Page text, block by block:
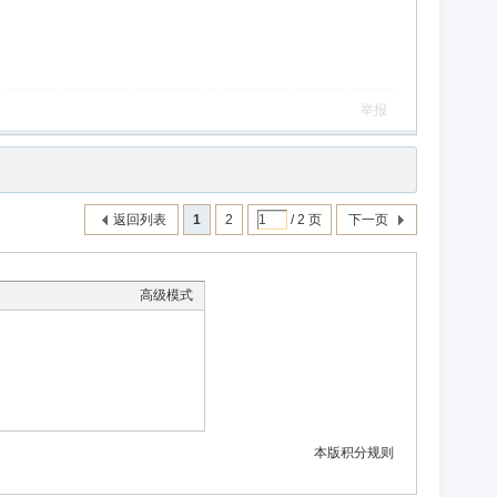
举报
1 2 / 2 页 下一页
返回列表
高级模式
本版积分规则